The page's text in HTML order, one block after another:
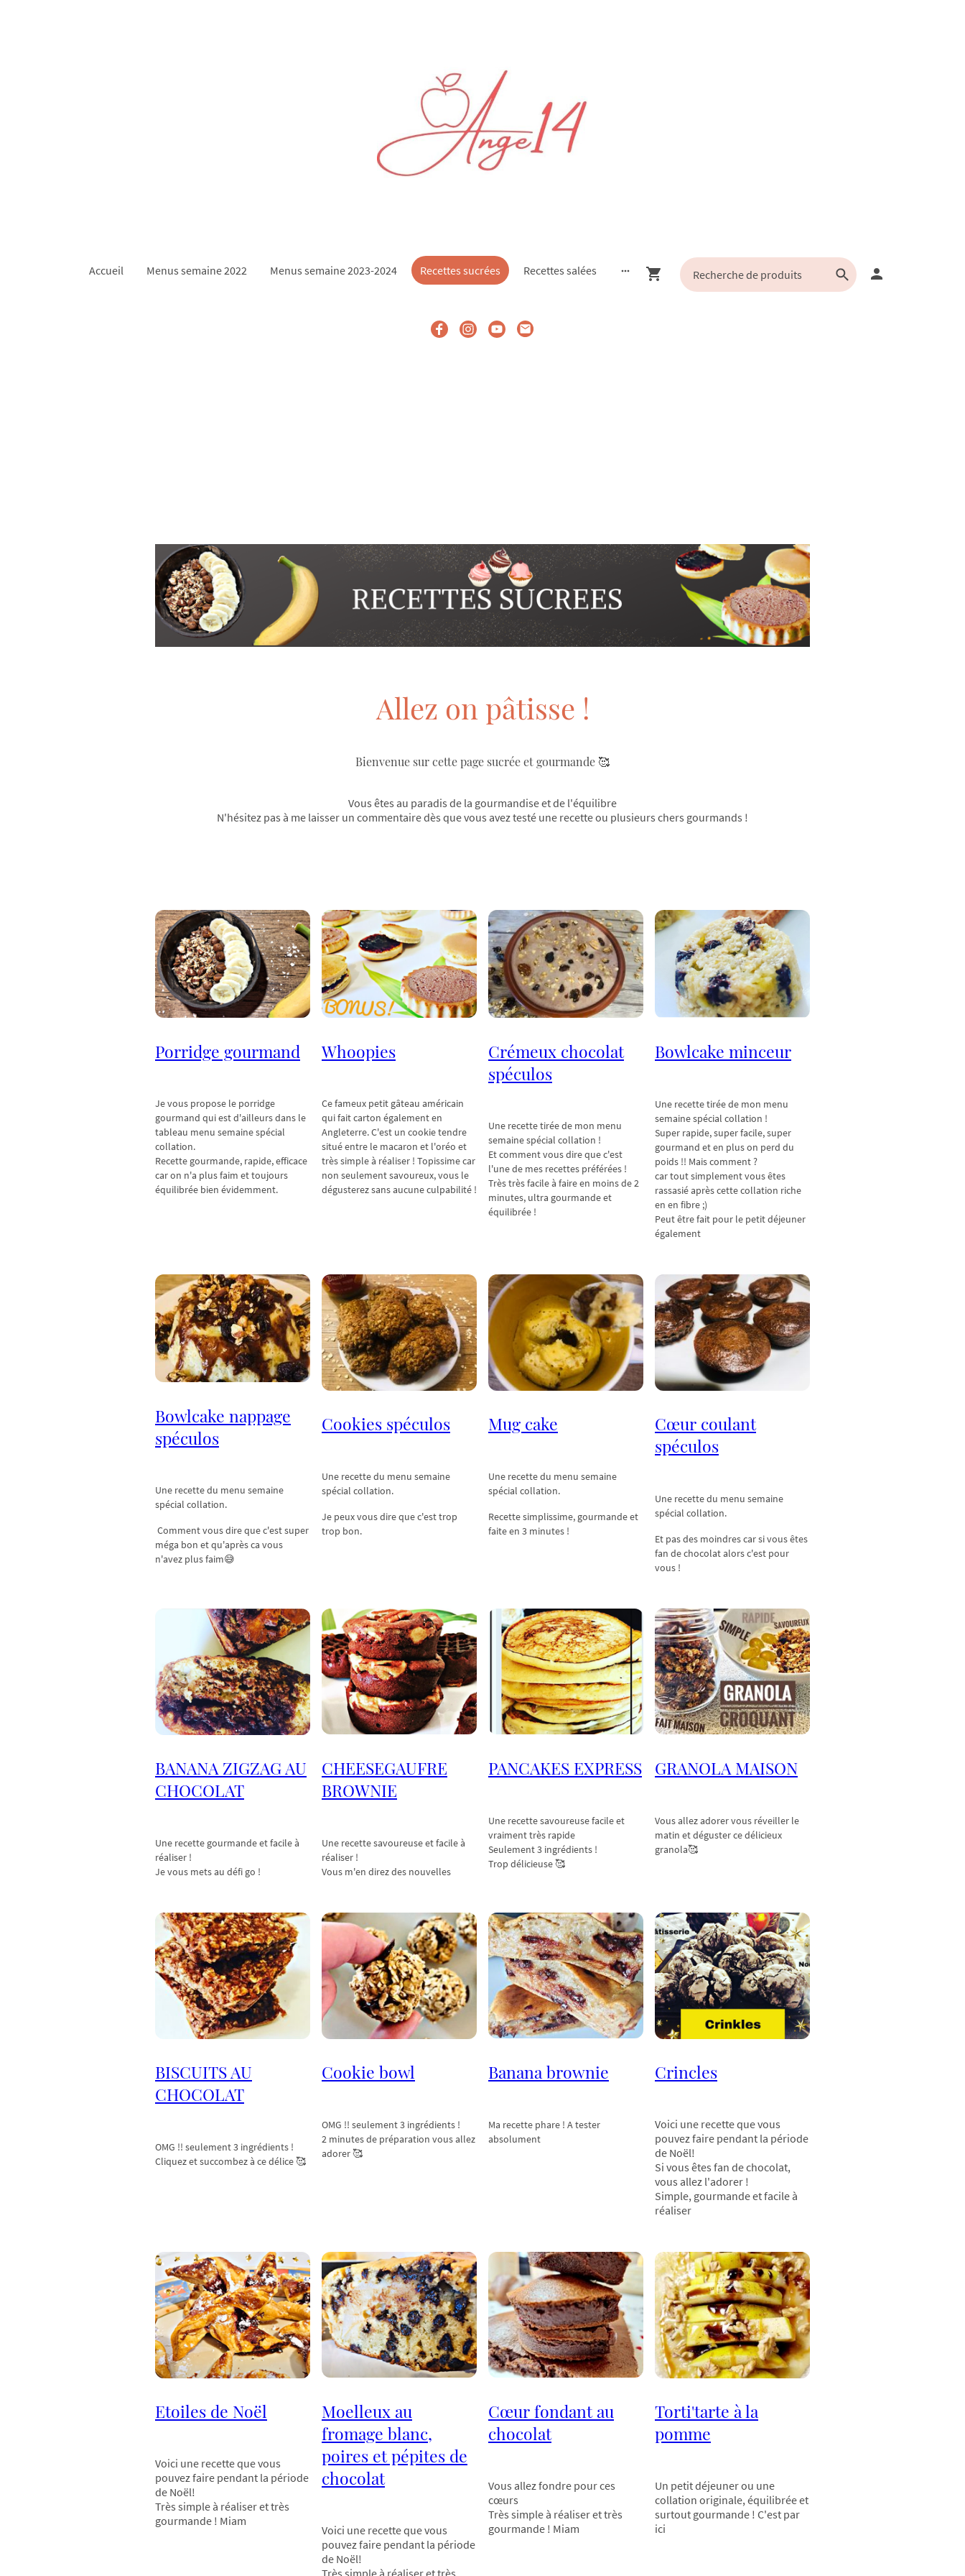
Accueil Menus semaine 2022 Menus semaine 2023-2024 Recettes sucrées Recettes salées
Allez on pâtisse !
Bienvenue sur cette page sucrée et gourmande 🥰
Vous êtes au paradis de la gourmandise et de l'équilibre
N'hésitez pas à me laisser un commentaire dès que vous avez testé une recette ou plusieurs chers gourmands !
Porridge gourmand
Je vous propose le porridge
gourmand qui est d'ailleurs dans le
tableau menu semaine spécial
collation.
Recette gourmande, rapide, efficace
car on n'a plus faim et toujours
équilibrée bien évidemment.
Whoopies
Ce fameux petit gâteau américain
qui fait carton également en
Angleterre. C'est un cookie tendre
situé entre le macaron et l'oréo et
très simple à réaliser ! Topissime car
non seulement savoureux, vous le
dégusterez sans aucune culpabilité !
Crémeux chocolat
spéculos
Une recette tirée de mon menu
semaine spécial collation !
Et comment vous dire que c'est
l'une de mes recettes préférées !
Très très facile à faire en moins de 2
minutes, ultra gourmande et
équilibrée !
Bowlcake minceur
Une recette tirée de mon menu
semaine spécial collation !
Super rapide, super facile, super
gourmand et en plus on perd du
poids !! Mais comment ?
car tout simplement vous êtes
rassasié après cette collation riche
en en fibre ;)
Peut être fait pour le petit déjeuner
également
Bowlcake nappage
spéculos
Une recette du menu semaine
spécial collation.
Comment vous dire que c'est super
méga bon et qu'après ca vous
n'avez plus faim😅
Cookies spéculos
Une recette du menu semaine
spécial collation.
Je peux vous dire que c'est trop
trop bon.
Mug cake
Une recette du menu semaine
spécial collation.
Recette simplissime, gourmande et
faite en 3 minutes !
Cœur coulant
spéculos
Une recette du menu semaine
spécial collation.
Et pas des moindres car si vous êtes
fan de chocolat alors c'est pour
vous !
BANANA ZIGZAG AU
CHOCOLAT
Une recette gourmande et facile à
réaliser !
Je vous mets au défi go !
CHEESEGAUFRE
BROWNIE
Une recette savoureuse et facile à
réaliser !
Vous m'en direz des nouvelles
PANCAKES EXPRESS
Une recette savoureuse facile et
vraiment très rapide
Seulement 3 ingrédients !
Trop délicieuse 🥰
GRANOLA MAISON
Vous allez adorer vous réveiller le
matin et déguster ce délicieux
granola🥰
BISCUITS AU
CHOCOLAT
OMG !! seulement 3 ingrédients !
Cliquez et succombez à ce délice 🥰
Cookie bowl
OMG !! seulement 3 ingrédients !
2 minutes de préparation vous allez
adorer 🥰
Banana brownie
Ma recette phare ! A tester
absolument
Crincles
Voici une recette que vous
pouvez faire pendant la période
de Noël!
Si vous êtes fan de chocolat,
vous allez l'adorer !
Simple, gourmande et facile à
réaliser
Etoiles de Noël
Voici une recette que vous
pouvez faire pendant la période
de Noël!
Très simple à réaliser et très
gourmande ! Miam
Moelleux au
fromage blanc,
poires et pépites de
chocolat
Voici une recette que vous
pouvez faire pendant la période
de Noël!
Très simple à réaliser et très
Cœur fondant au
chocolat
Vous allez fondre pour ces
cœurs
Très simple à réaliser et très
gourmande ! Miam
Torti'tarte à la
pomme
Un petit déjeuner ou une
collation originale, équilibrée et
surtout gourmande ! C'est par
ici